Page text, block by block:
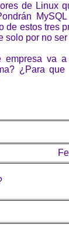
de Linux
de estos tres
solo por no
empresa va
¿Para